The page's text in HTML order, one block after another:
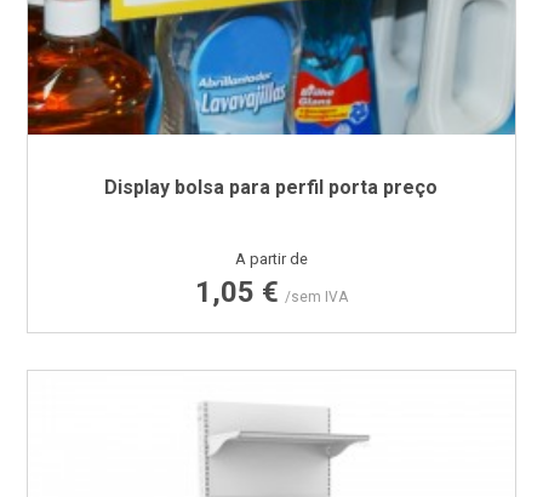
Display bolsa para perfil porta preço
Preço
A partir de
1,05 € /sem IVA